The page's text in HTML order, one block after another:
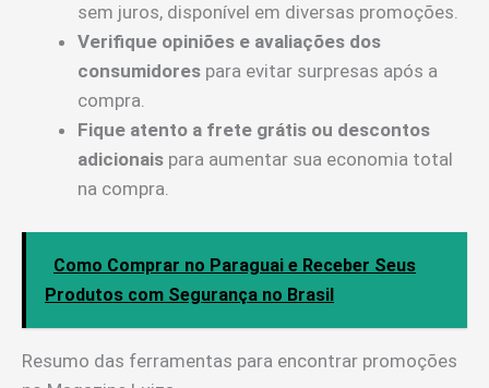
sem juros, disponível em diversas promoções.
Verifique opiniões e avaliações dos
consumidores para evitar surpresas após a
compra.
Fique atento a frete grátis ou descontos
adicionais para aumentar sua economia total
na compra.
Como Comprar no Paraguai e Receber Seus
Produtos com Segurança no Brasil
Resumo das ferramentas para encontrar promoções